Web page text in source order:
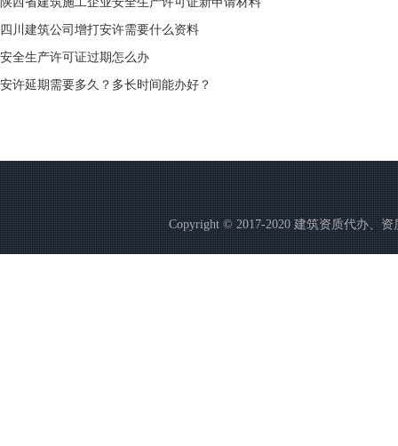
四川建筑公司增打安许需要什么资料
安全生产许可证过期怎么办
安许延期需要多久？多长时间能办好？
Copyright © 2017-2020 建筑资质代办、